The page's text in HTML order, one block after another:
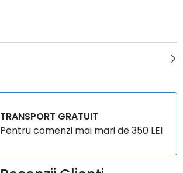
TRANSPORT GRATUIT
Pentru comenzi mai mari de 350 LEI